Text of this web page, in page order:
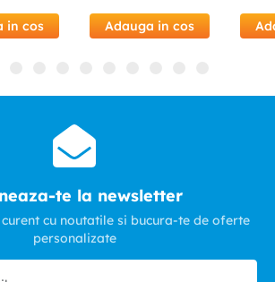
in cos Adauga in cos
te la newsletter
cu noutatile si bucura-te de oferte
personalizate